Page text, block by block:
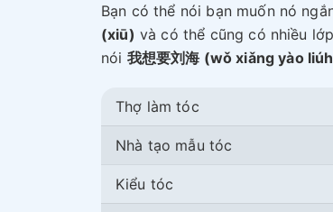
Bạn có thể nói bạn muốn nó
(xiū) và có thể cũng có nhiều lớp
nói 我想要刘海 (wǒ xiǎng yào
Thợ làm tóc
Nhà tạo mẫu tóc
Kiểu tóc